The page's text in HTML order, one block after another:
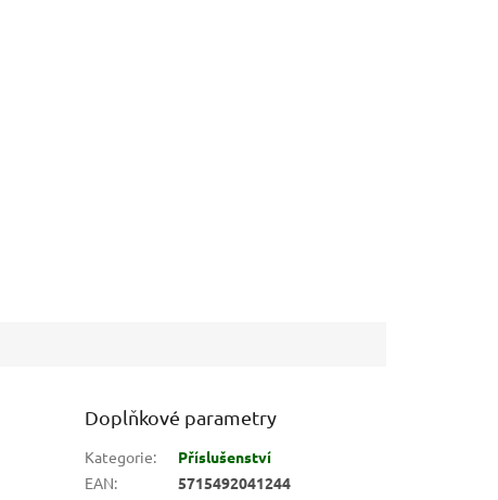
Doplňkové parametry
Kategorie:
Příslušenství
EAN: 5715492041244